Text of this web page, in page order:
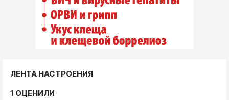
ЛЕНТА НАСТРОЕНИЯ
1 ОЦЕНИЛИ